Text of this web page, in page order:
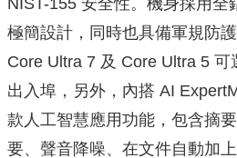
極簡設計，同時也具備軍規防
Core Ultra 7 及 Core Ultra 5
出入埠，另外，內搭 AI
款人工智慧應用功能，包含摘
要、聲音降噪、在文件自動加